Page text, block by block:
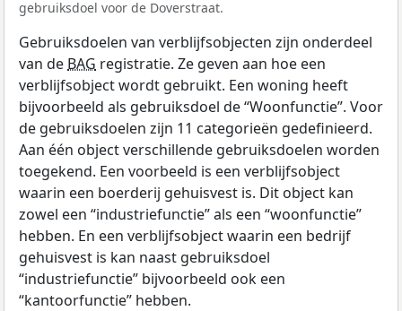
gebruiksdoel voor de Doverstraat.
Gebruiksdoelen van verblijfsobjecten zijn onderdeel
van de BAG registratie. Ze geven aan hoe een
verblijfsobject wordt gebruikt. Een woning heeft
bijvoorbeeld als gebruiksdoel de “Woonfunctie”. Voor
de gebruiksdoelen zijn 11 categorieën gedefinieerd.
Aan één object verschillende gebruiksdoelen worden
toegekend. Een voorbeeld is een verblijfsobject
waarin een boerderij gehuisvest is. Dit object kan
zowel een “industriefunctie” als een “woonfunctie”
hebben. En een verblijfsobject waarin een bedrijf
gehuisvest is kan naast gebruiksdoel
“industriefunctie” bijvoorbeeld ook een
“kantoorfunctie” hebben.